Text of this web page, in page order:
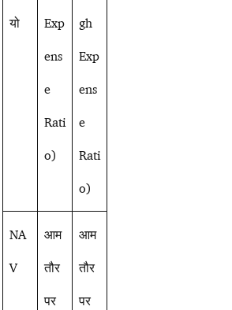
यो Exp
ens
e
Rati
o)
gh
Exp
ens
e
Rati
o)
NA
V
आम
तौर
पर
आम
तौर
पर